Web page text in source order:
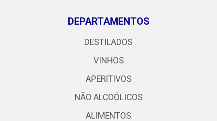
DEPARTAMENTOS
DESTILADOS
VINHOS
APERITIVOS
NÃO ALCOÓLICOS
ALIMENTOS